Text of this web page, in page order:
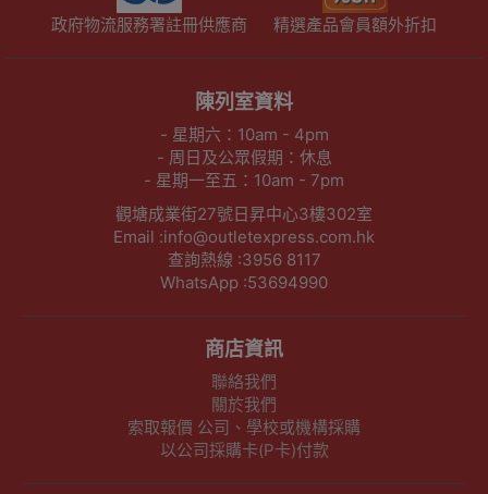
政府物流服務署註冊供應商 精選產品會員額外折扣
陳列室資料
- 星期六：10am - 4pm
- 周日及公眾假期：休息
- 星期一至五：10am - 7pm
觀塘成業街27號日昇中心3樓302室
Email :info@outletexpress.com.hk
查詢熱線 :3956 8117
WhatsApp :53694990
商店資訊
聯絡我們
關於我們
索取報價 公司、學校或機構採購
以公司採購卡(P卡)付款